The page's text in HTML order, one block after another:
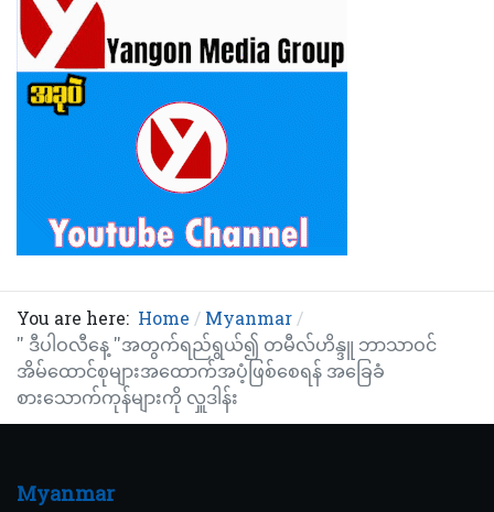
You are here: Home
Myanmar
'' ဒီပါဝလီနေ့ ''အတွက်ရည်ရွယ်၍ တမီလ်ဟိန္ဒူ ဘာသာဝင်
အိမ်ထောင်စုများအထောက်အပံ့ဖြစ်စေရန် အခြေခံ
စားသောက်ကုန်များကို လှူဒါန်း
Myanmar